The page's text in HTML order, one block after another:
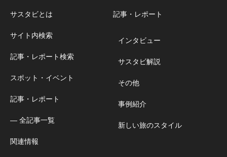
サスタビとは
サイト内検索
記事・レポート検索
スポット・イベント
記事・レポート
― 全記事一覧
関連情報
記事・レポート
インタビュー
サスタビ解説
その他
事例紹介
新しい旅のスタイル